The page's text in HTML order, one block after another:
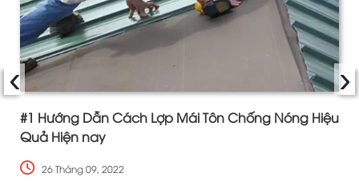
#1 Hướng Dẫn Cách Lợp Mái Tôn Chống Nóng Hiệu
Quả Hiện nay
26 Tháng 09, 2022
‹ ›